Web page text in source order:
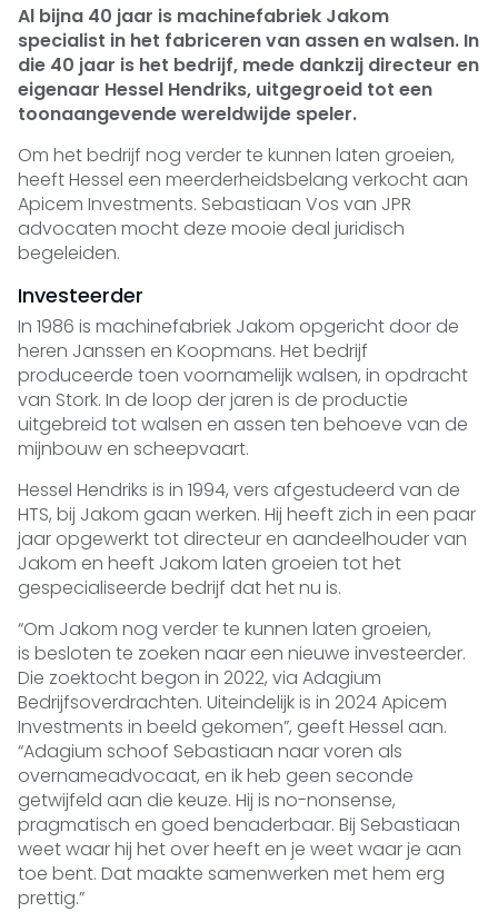
Al bijna 40 jaar is machinefabriek Jakom
specialist in het fabriceren van assen en walsen. In
die 40 jaar is het bedrijf, mede dankzij directeur en
eigenaar Hessel Hendriks, uitgegroeid tot een
toonaangevende wereldwijde speler.
Om het bedrijf nog verder te kunnen laten groeien,
heeft Hessel een meerderheidsbelang verkocht aan
Apicem Investments. Sebastiaan Vos van JPR
advocaten mocht deze mooie deal juridisch
begeleiden.
Investeerder
In 1986 is machinefabriek Jakom opgericht door de
heren Janssen en Koopmans. Het bedrijf
produceerde toen voornamelijk walsen, in opdracht
van Stork. In de loop der jaren is de productie
uitgebreid tot walsen en assen ten behoeve van de
mijnbouw en scheepvaart.
Hessel Hendriks is in 1994, vers afgestudeerd van de
HTS, bij Jakom gaan werken. Hij heeft zich in een paar
jaar opgewerkt tot directeur en aandeelhouder van
Jakom en heeft Jakom laten groeien tot het
gespecialiseerde bedrijf dat het nu is.
“Om Jakom nog verder te kunnen laten groeien,
is besloten te zoeken naar een nieuwe investeerder.
Die zoektocht begon in 2022, via Adagium
Bedrijfsoverdrachten. Uiteindelijk is in 2024 Apicem
Investments in beeld gekomen”, geeft Hessel aan.
“Adagium schoof Sebastiaan naar voren als
overnameadvocaat, en ik heb geen seconde
getwijfeld aan die keuze. Hij is no-nonsense,
pragmatisch en goed benaderbaar. Bij Sebastiaan
weet waar hij het over heeft en je weet waar je aan
toe bent. Dat maakte samenwerken met hem erg
prettig.”